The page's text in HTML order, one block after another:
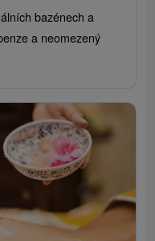
bazénech a
a neomezený